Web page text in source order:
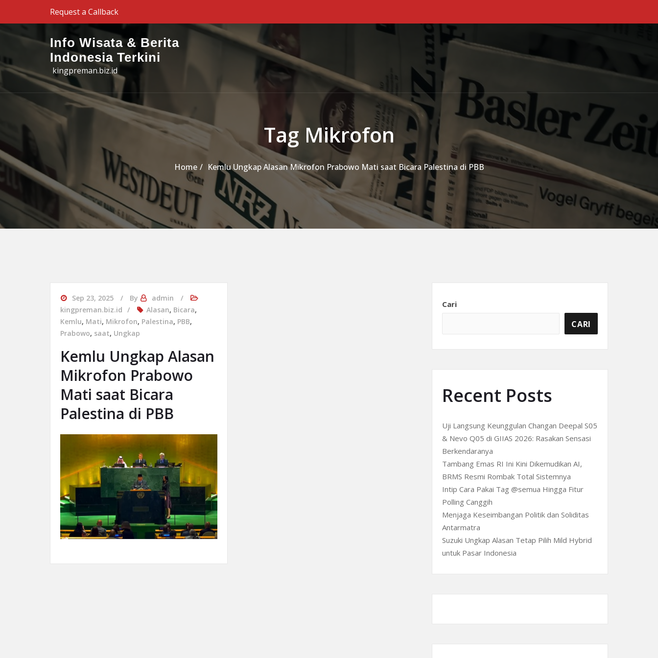
Skip to the contentRequest a Callback
Info Wisata & Berita
Indonesia Terkini
kingpreman.biz.id
Tag Mikrofon
Home Kemlu Ungkap Alasan Mikrofon Prabowo Mati saat Bicara Palestina di PBB
Sep 23, 2025 By
admin
kingpreman.biz.id
Alasan, Bicara,
Kemlu, Mati, Mikrofon, Palestina, PBB,
Prabowo, saat, Ungkap
Kemlu Ungkap Alasan
Mikrofon Prabowo
Mati saat Bicara
Palestina di PBB
Cari
CARI
Recent Posts
Uji Langsung Keunggulan Changan Deepal S05
& Nevo Q05 di GIIAS 2026: Rasakan Sensasi
Berkendaranya
Tambang Emas RI Ini Kini Dikemudikan AI,
BRMS Resmi Rombak Total Sistemnya
Intip Cara Pakai Tag @semua Hingga Fitur
Polling Canggih
Menjaga Keseimbangan Politik dan Soliditas
Antarmatra
Suzuki Ungkap Alasan Tetap Pilih Mild Hybrid
untuk Pasar Indonesia